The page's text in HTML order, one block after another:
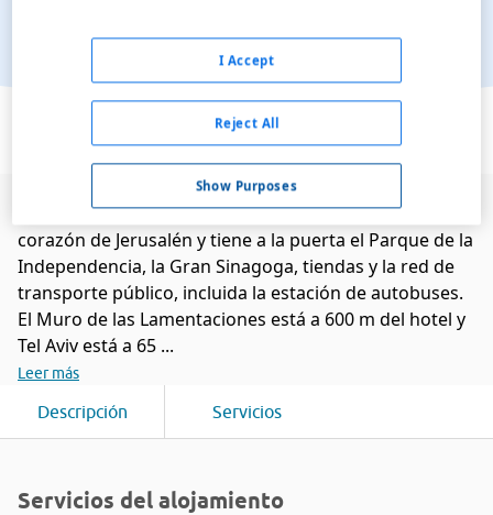
Ver en el mapa
Este hotel urbano de negocios está situado en el
corazón de Jerusalén y tiene a la puerta el Parque de la
Independencia, la Gran Sinagoga, tiendas y la red de
transporte público, incluida la estación de autobuses.
El Muro de las Lamentaciones está a 600 m del hotel y
Tel Aviv está a 65 ...
Leer más
Descripción Servicios
Servicios del alojamiento
Show Purposes
Reject All
I Accept